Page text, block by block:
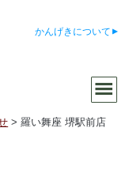
かんげきについて
>羅い舞座 堺駅前店